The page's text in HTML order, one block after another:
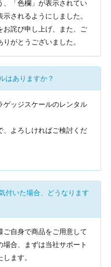
、「色欄」が表示されてい
されるようにしました。
お詫び申し上げ、また、ご
がとうございました。
はありますか？
ゲッジスケールのレンタル
、よろしければご検討くだ
付いた場合、どうなります
ご自身で商品をご用意して
合、まずは当社サポート
ます。